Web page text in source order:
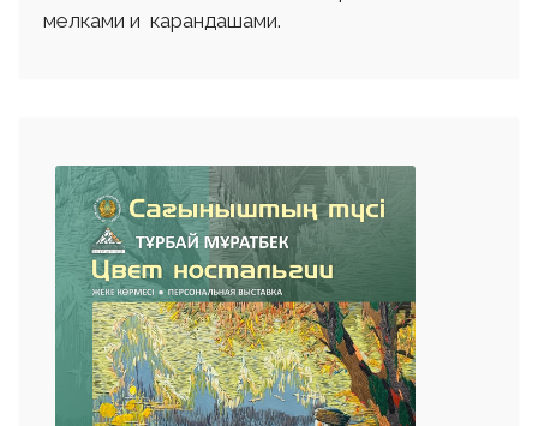
мелками и карандашами.